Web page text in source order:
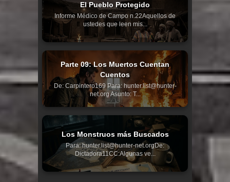
El Pueblo Protegido
Informe Médico de Campo n.22Aquellos de
ustedes que leen mis...
Parte 09: Los Muertos Cuentan
Cuentos
De: Carpintero169 Para: hunter.list@hunter-
net.org Asunto: T...
Los Monstruos más Buscados
Para: hunter.list@hunter-net.orgDe:
Dictadora11CC:Algunas ve...